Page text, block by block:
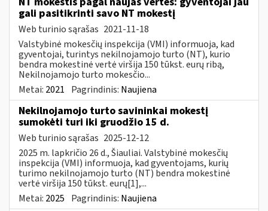
gali pasitikrinti savo NT mokestį
Web turinio sąrašas 2021-11-18
Valstybinė mokesčių inspekcija (VMI) informuoja, kad
gyventojai, turintys nekilnojamojo turto (NT), kurio
bendra mokestinė vertė viršija 150 tūkst. eurų ribą,
Nekilnojamojo turto mokesčio...
Metai: 2021 Pagrindinis: Naujiena
Nekilnojamojo turto savininkai mokestį
sumokėti turi iki gruodžio 15 d.
Web turinio sąrašas 2025-12-12
2025 m. lapkričio 26 d., Šiauliai. Valstybinė mokesčių
inspekcija (VMI) informuoja, kad gyventojams, kurių
turimo nekilnojamojo turto (NT) bendra mokestinė
vertė viršija 150 tūkst. eurų[1],...
Metai: 2025 Pagrindinis: Naujiena